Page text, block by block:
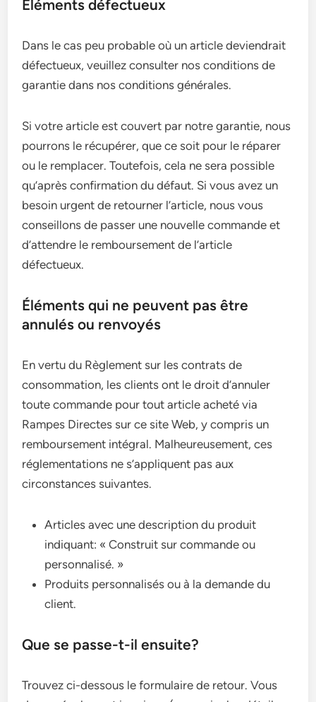
Éléments défectueux
Dans le cas peu probable où un article deviendrait
défectueux, veuillez consulter nos conditions de
garantie dans nos conditions générales.
Si votre article est couvert par notre garantie, nous
pourrons le récupérer, que ce soit pour le réparer
ou le remplacer. Toutefois, cela ne sera possible
qu’après confirmation du défaut. Si vous avez un
besoin urgent de retourner l’article, nous vous
conseillons de passer une nouvelle commande et
d’attendre le remboursement de l’article
défectueux.
Éléments qui ne peuvent pas être
annulés ou renvoyés
En vertu du Règlement sur les contrats de
consommation, les clients ont le droit d’annuler
toute commande pour tout article acheté via
Rampes Directes sur ce site Web, y compris un
remboursement intégral. Malheureusement, ces
réglementations ne s’appliquent pas aux
circonstances suivantes.
Articles avec une description du produit
indiquant: « Construit sur commande ou
personnalisé. »
Produits personnalisés ou à la demande du
client.
Que se passe-t-il ensuite?
Trouvez ci-dessous le formulaire de retour. Vous